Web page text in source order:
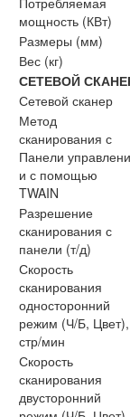
мощность (КВт)
Размеры (мм)
Вес (кг)
СЕТЕВОЙ
Сетевой сканер
Метод
сканирования с
Панели
и с помощью
TWAIN
Разрешение
сканирования с
панели (т/д)
Скорость
сканирования
односторонний
режим (Ч/Б, Цвет),
стр/мин
Скорость
сканирования
двусторонний